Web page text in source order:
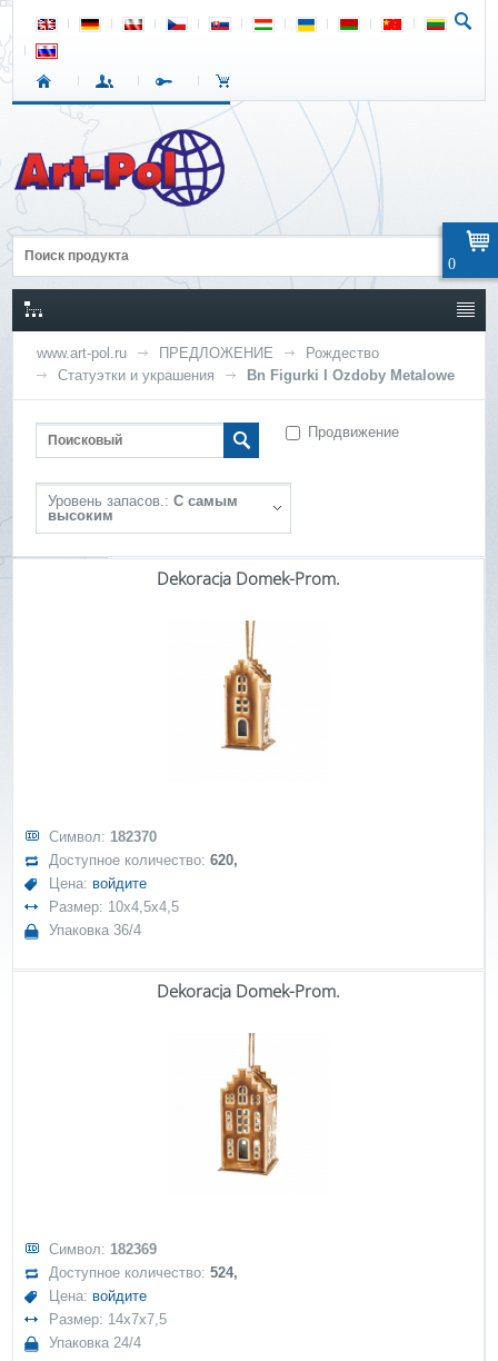
www.art-pol.ru ПРЕДЛОЖЕНИЕ
Рождество
Статуэтки и украшения
Bn Figurki I Ozdoby Metalowe
Продвижение
Уровень запасов.: С самым
высоким
Dekoracja Domek-Prom.
Символ: 182370
Доступное количество:620,
Цена: войдите
Размер: 10x4,5x4,5
Упаковка 36/4
Dekoracja Domek-Prom.
Символ: 182369
Доступное количество:524,
Цена: войдите
Размер: 14x7x7,5
Упаковка 24/4
0